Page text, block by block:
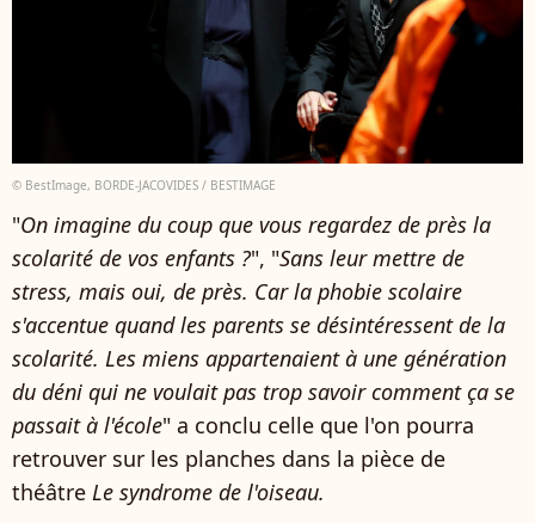
© BestImage, BORDE-JACOVIDES / BESTIMAGE
"On imagine du coup que vous regardez de près la
scolarité de vos enfants ?", "Sans leur mettre de
stress, mais oui, de près. Car la phobie scolaire
s'accentue quand les parents se désintéressent de la
scolarité. Les miens appartenaient à une génération
du déni qui ne voulait pas trop savoir comment ça se
passait à l'école" a conclu celle que l'on pourra
retrouver sur les planches dans la pièce de
théâtre Le syndrome de l'oiseau.